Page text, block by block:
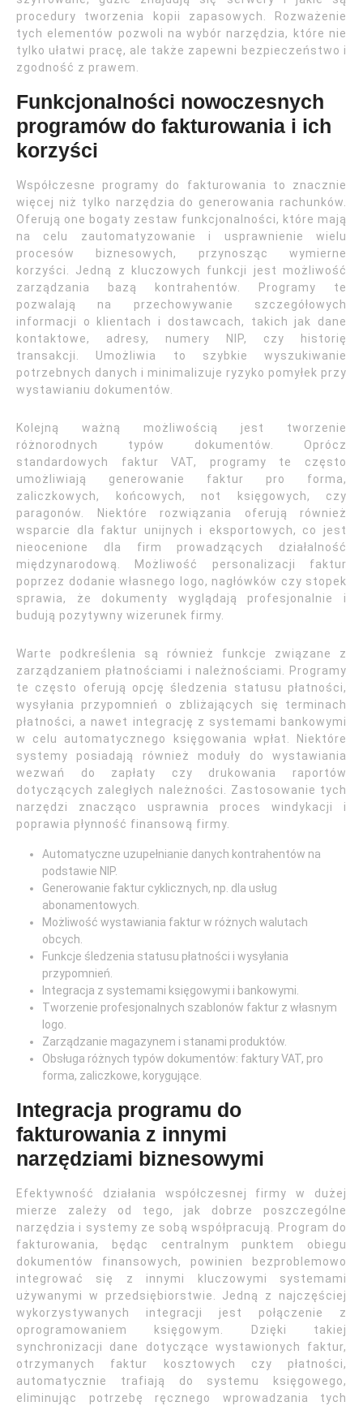
procedury tworzenia kopii zapasowych. Rozważenie
tych elementów pozwoli na wybór narzędzia, które nie
tylko ułatwi pracę, ale także zapewni bezpieczeństwo i
zgodność z prawem.
Funkcjonalności nowoczesnych
programów do fakturowania i ich
korzyści
Współczesne programy do fakturowania to znacznie
więcej niż tylko narzędzia do generowania rachunków.
Oferują one bogaty zestaw funkcjonalności, które mają
na celu zautomatyzowanie i usprawnienie wielu
procesów biznesowych, przynosząc wymierne
korzyści. Jedną z kluczowych funkcji jest możliwość
zarządzania bazą kontrahentów. Programy te
pozwalają na przechowywanie szczegółowych
informacji o klientach i dostawcach, takich jak dane
kontaktowe, adresy, numery NIP, czy historię
transakcji. Umożliwia to szybkie wyszukiwanie
potrzebnych danych i minimalizuje ryzyko pomyłek przy
wystawianiu dokumentów.
Kolejną ważną możliwością jest tworzenie
różnorodnych typów dokumentów. Oprócz
standardowych faktur VAT, programy te często
umożliwiają generowanie faktur pro forma,
zaliczkowych, końcowych, not księgowych, czy
paragonów. Niektóre rozwiązania oferują również
wsparcie dla faktur unijnych i eksportowych, co jest
nieocenione dla firm prowadzących działalność
międzynarodową. Możliwość personalizacji faktur
poprzez dodanie własnego logo, nagłówków czy stopek
sprawia, że dokumenty wyglądają profesjonalnie i
budują pozytywny wizerunek firmy.
Warte podkreślenia są również funkcje związane z
zarządzaniem płatnościami i należnościami. Programy
te często oferują opcję śledzenia statusu płatności,
wysyłania przypomnień o zbliżających się terminach
płatności, a nawet integrację z systemami bankowymi
w celu automatycznego księgowania wpłat. Niektóre
systemy posiadają również moduły do wystawiania
wezwań do zapłaty czy drukowania raportów
dotyczących zaległych należności. Zastosowanie tych
narzędzi znacząco usprawnia proces windykacji i
poprawia płynność finansową firmy.
Automatyczne uzupełnianie danych kontrahentów na
podstawie NIP.
Generowanie faktur cyklicznych, np. dla usług
abonamentowych.
Możliwość wystawiania faktur w różnych walutach
obcych.
Funkcje śledzenia statusu płatności i wysyłania
przypomnień.
Integracja z systemami księgowymi i bankowymi.
Tworzenie profesjonalnych szablonów faktur z własnym
logo.
Zarządzanie magazynem i stanami produktów.
Obsługa różnych typów dokumentów: faktury VAT, pro
forma, zaliczkowe, korygujące.
Integracja programu do
fakturowania z innymi
narzędziami biznesowymi
Efektywność działania współczesnej firmy w dużej
mierze zależy od tego, jak dobrze poszczególne
narzędzia i systemy ze sobą współpracują. Program do
fakturowania, będąc centralnym punktem obiegu
dokumentów finansowych, powinien bezproblemowo
integrować się z innymi kluczowymi systemami
używanymi w przedsiębiorstwie. Jedną z najczęściej
wykorzystywanych integracji jest połączenie z
oprogramowaniem księgowym. Dzięki takiej
synchronizacji dane dotyczące wystawionych faktur,
otrzymanych faktur kosztowych czy płatności,
automatycznie trafiają do systemu księgowego,
eliminując potrzebę ręcznego wprowadzania tych